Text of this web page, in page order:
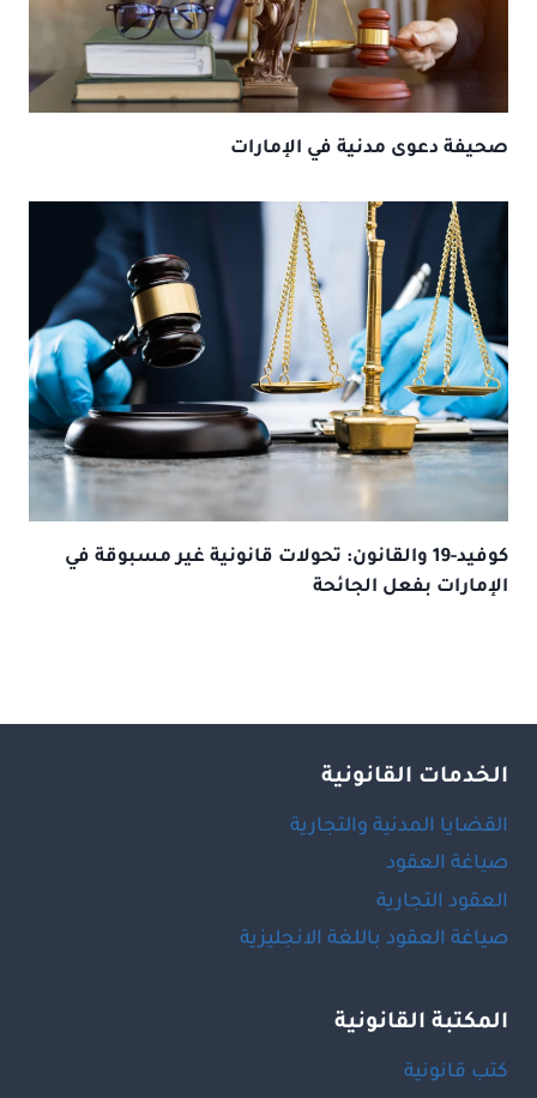
صحيفة دعوى مدنية في الإمارات
كوفيد-19 والقانون: تحولات قانونية غير مسبوقة في
الإمارات بفعل الجائحة
الخدمات القانونية
القضايا المدنية والتجارية
صياغة العقود
العقود التجارية
صياغة العقود باللغة الانجليزية
المكتبة القانونية
كتب قانونية